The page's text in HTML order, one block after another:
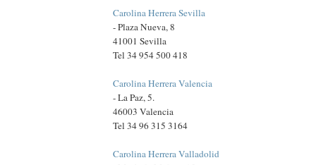
Carolina Herrera Sevilla
- Plaza Nueva, 8
41001 Sevilla
Tel 34 954 500 418
Carolina Herrera Valencia
- La Paz, 5.
46003 Valencia
Tel 34 96 315 3164
Carolina Herrera Valladolid